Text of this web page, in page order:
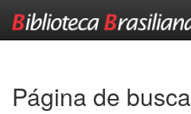
Página de busca